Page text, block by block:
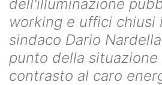
dell'illuminazione
working e uffici chiusi
sindaco Dario
punto della situazione
contrasto al caro